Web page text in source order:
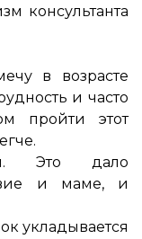
консультанта
в возрасте
и часто
пройти этот
Это дало
и маме, и
укладывается